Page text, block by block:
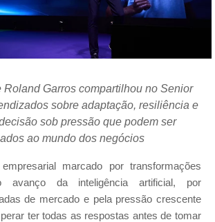
Roland Garros compartilhou no Senior
sobre adaptação, resiliência e
sob pressão que podem ser
ao mundo dos negócios
marcado por transformações
avanço da inteligência artificial, por
de mercado e pela pressão crescente
ter todas as respostas antes de tomar